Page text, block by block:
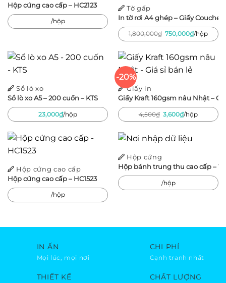
Hộp cứng cao cấp – HC2123
/hộp
Tờ gấp
In tờ rơi A4 ghép – Giấy Couche
1,800,000₫ Giá
gốc
750,000₫Giá
hiện
750,000₫.
/hộp
Sổ lò xo
Sổ lò xo A5 – 200 cuốn – KTS
23,000₫/hộp
-20%
Giấy in
Giấy Kraft 160gsm nâu Nhật –
4,500₫ Giá
gốc
3,600₫Giá
hiện
3,600₫.
/hộp
Hộp cứng cao cấp
Hộp cứng cao cấp – HC1523
/hộp
Hộp cứng
Hộp bánh trung thu cao cấp –
/hộp
IN ẤN
Mọi lúc, mọi nơi
CHI PHÍ
Cạnh tranh nhất
THIẾT KẾ CHẤT LƯỢNG